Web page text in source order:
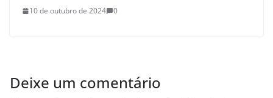
10 de outubro de 2024 0
Deixe um comentário